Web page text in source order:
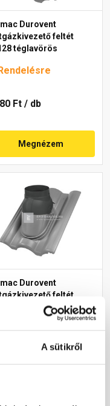
A sütikről
Durovent
feltét
téglavörös
Ft / db
Megnézem
Durovent
feltét